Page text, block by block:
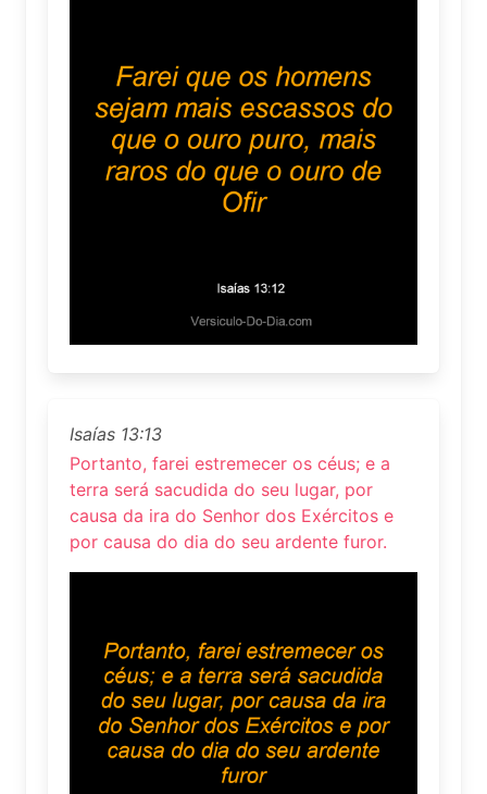
Isaías 13:13
Portanto, farei estremecer os céus; e a
terra será sacudida do seu lugar, por
causa da ira do Senhor dos Exércitos e
por causa do dia do seu ardente furor.